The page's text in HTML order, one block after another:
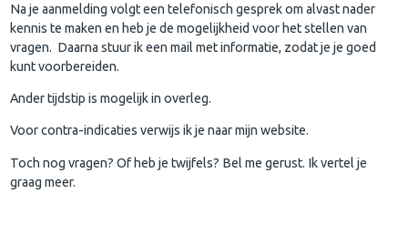
Na je aanmelding volgt een telefonisch gesprek om alvast nader
kennis te maken en heb je de mogelijkheid voor het stellen van
vragen. Daarna stuur ik een mail met informatie, zodat je je goed
kunt voorbereiden.
Ander tijdstip is mogelijk in overleg.
Voor contra-indicaties verwijs ik je naar mijn website.
Toch nog vragen? Of heb je twijfels? Bel me gerust. Ik vertel je
graag meer.